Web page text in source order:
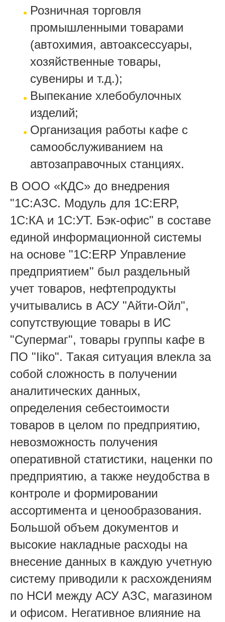
Розничная торговля
промышленными товарами
(автохимия, автоаксессуары,
хозяйственные товары,
сувениры и т.д.);
Выпекание хлебобулочных
изделий;
Организация работы кафе с
самообслуживанием на
автозаправочных станциях.
В ООО «КДС» до внедрения
"1С:АЗС. Модуль для 1С:ERP,
1С:КА и 1С:УТ. Бэк-офис" в составе
единой информационной системы
на основе "1С:ERP Управление
предприятием" был раздельный
учет товаров, нефтепродукты
учитывались в АСУ "Айти-Ойл",
сопутствующие товары в ИС
"Супермаг", товары группы кафе в
ПО "Iiko". Такая ситуация влекла за
собой сложность в получении
аналитических данных,
определения себестоимости
товаров в целом по предприятию,
невозможность получения
оперативной статистики, наценки по
предприятию, а также неудобства в
контроле и формировании
ассортимента и ценообразования.
Большой объем документов и
высокие накладные расходы на
внесение данных в каждую учетную
систему приводили к расхождениям
по НСИ между АСУ АЗС, магазином
и офисом. Негативное влияние на